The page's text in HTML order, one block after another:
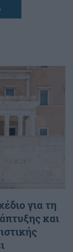
για τη
και